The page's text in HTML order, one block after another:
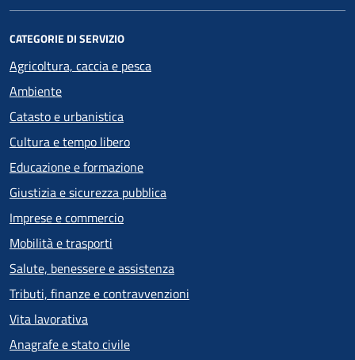
CATEGORIE DI SERVIZIO
Agricoltura, caccia e pesca
Ambiente
Catasto e urbanistica
Cultura e tempo libero
Educazione e formazione
Giustizia e sicurezza pubblica
Imprese e commercio
Mobilità e trasporti
Salute, benessere e assistenza
Tributi, finanze e contravvenzioni
Vita lavorativa
Anagrafe e stato civile